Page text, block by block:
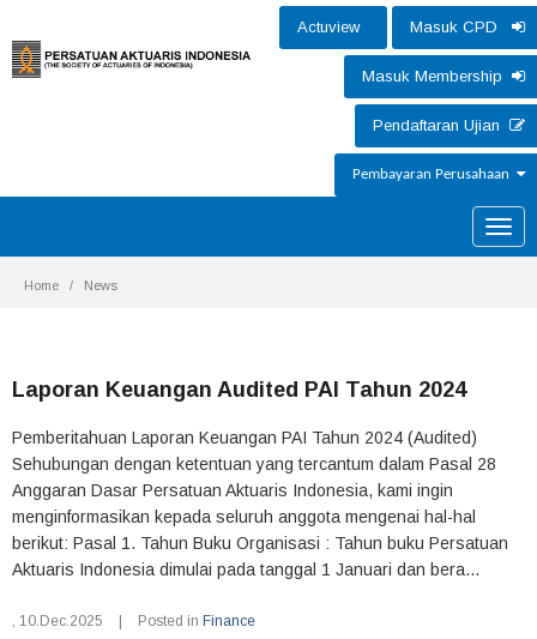
Actuview Masuk CPD
Masuk Membership
Pendaftaran Ujian
Pembayaran Perusahaan
Toggle
Home News
Laporan Keuangan Audited PAI Tahun 2024
Pemberitahuan Laporan Keuangan PAI Tahun 2024 (Audited)
Sehubungan dengan ketentuan yang tercantum dalam Pasal 28
Anggaran Dasar Persatuan Aktuaris Indonesia, kami ingin
menginformasikan kepada seluruh anggota mengenai hal-hal
berikut: Pasal 1. Tahun Buku Organisasi : Tahun buku Persatuan
Aktuaris Indonesia dimulai pada tanggal 1 Januari dan bera...
, 10.Dec.2025 Posted in Finance